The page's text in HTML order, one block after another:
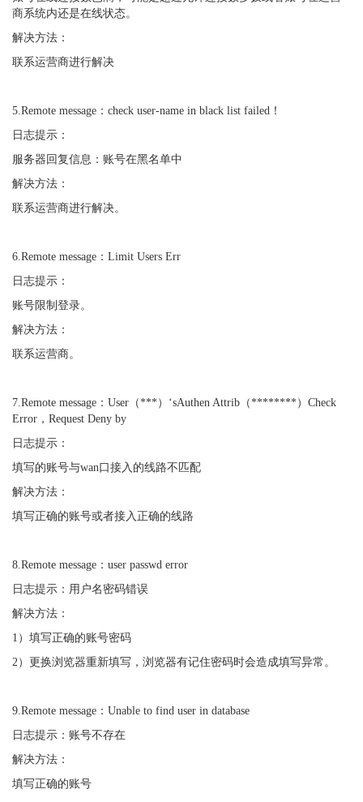
商系统内还是在线状态。
解决方法：
联系运营商进行解决
5.Remote message：check user-name in black list failed！
日志提示：
服务器回复信息：账号在黑名单中
解决方法：
联系运营商进行解决。
6.Remote message：Limit Users Err
日志提示：
账号限制登录。
解决方法：
联系运营商。
7.Remote message：User（***）‘sAuthen Attrib（********）Check
Error，Request Deny by
日志提示：
填写的账号与wan口接入的线路不匹配
解决方法：
填写正确的账号或者接入正确的线路
8.Remote message：user passwd error
日志提示：用户名密码错误
解决方法：
1）填写正确的账号密码
2）更换浏览器重新填写，浏览器有记住密码时会造成填写异常。
9.Remote message：Unable to find user in database
日志提示：账号不存在
解决方法：
填写正确的账号